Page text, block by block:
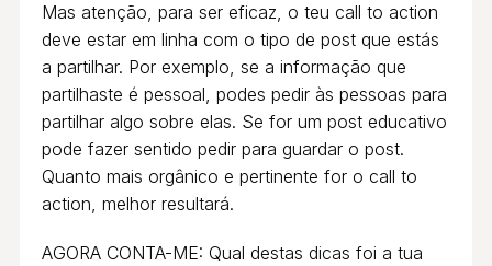
Mas atenção, para ser eficaz, o teu call to action
deve estar em linha com o tipo de post que estás
a partilhar. Por exemplo, se a informação que
partilhaste é pessoal, podes pedir às pessoas para
partilhar algo sobre elas. Se for um post educativo
pode fazer sentido pedir para guardar o post.
Quanto mais orgânico e pertinente for o call to
action, melhor resultará.
AGORA CONTA-ME: Qual destas dicas foi a tua